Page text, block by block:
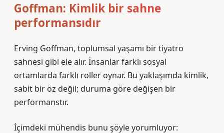
Goffman: Kimlik bir sahne
performansıdır
Erving Goffman, toplumsal yaşamı bir tiyatro
sahnesi gibi ele alır. İnsanlar farklı sosyal
ortamlarda farklı roller oynar. Bu yaklaşımda kimlik,
sabit bir öz değil; duruma göre değişen bir
performanstır.
İçimdeki mühendis bunu şöyle yorumluyor: